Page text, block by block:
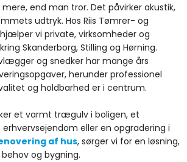
end man tror. Det påvirker akustik,
udtryk. Hos Riis Tømrer- og
vi private, virksomheder og
Skanderborg, Stilling og Hørning.
og snedker har mange års
herunder professionel
og holdbarhed er i centrum.
et varmt trægulv i boligen, et
eller en opgradering i
af hus, sørger vi for en løsning,
og bygning.